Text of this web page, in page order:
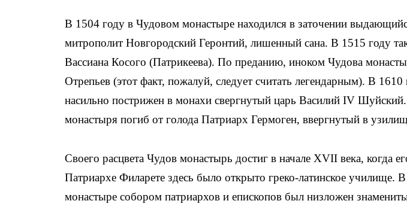
В 1504 году в Чудовом монастыре находился в заточении
митрополит Новгородский Геронтий, лишенный сана. В 1515 году
Вассиана Косого (Патрикеева). По преданию, иноком Чудова
Отрепьев (этот факт, пожалуй, следует считать легендарным). В
насильно пострижен в монахи свергнутый царь Василий IV Шуйский.
монастыря погиб от голода Патриарх Гермоген, ввергнутый в
Своего расцвета Чудов монастырь достиг в начале XVII века, когда
Патриархе Филарете здесь было открыто греко-латинское училище.
монастыре собором патриархов и епископов был низложен